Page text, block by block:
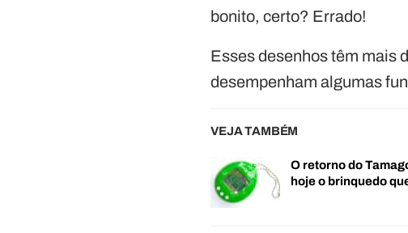
bonito, certo? Errado!
Esses desenhos têm mais
desempenham algumas
VEJA TAMBÉM
O retorno do
hoje o brinquedo